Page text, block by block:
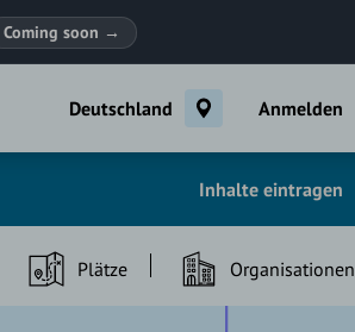
Coming soon →
Deutschland Anmelden
Inhalte eintragen
Plätze Organisationen